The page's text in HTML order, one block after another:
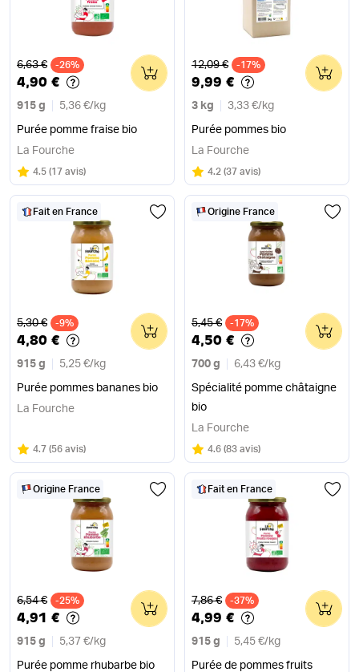
Ancien prix
6,63 € -26%
4,90 €
915 g 5,36 €/ kg
Purée pomme fraise bio
0
La Fourche
Note
4.5 sur 5
(17 avis)
Ancien prix
12,09 € -17%
9,99 €
3 kg 3,33 €/ kg
Purée pommes bio
0
La Fourche
Note
4.2 sur 5
(37 avis)
Fait en France
Ancien prix
5,30 € -9%
4,80 €
915 g 5,25 €/ kg
Purée pommes bananes bio
0
La Fourche
Note
4.7 sur 5
(56 avis)
Origine France
Ancien prix
5,45 € -17%
4,50 €
700 g 6,43 €/ kg
Spécialité pomme châtaigne
bio
0
La Fourche
Note
4.6 sur 5
(83 avis)
Origine France
Ancien prix
6,54 € -25%
4,91 €
915 g 5,37 €/ kg
Purée pomme rhubarbe bio
0
Fait en France
Ancien prix
7,86 € -37%
4,99 €
915 g 5,45 €/ kg
Purée de pommes fruits
0